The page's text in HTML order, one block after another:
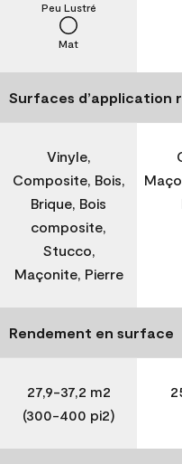
Mat
Peu Lustré
Surfaces d’application
Vinyle,
Composite, Bois,
Brique, Bois
composite,
Stucco,
Maçonite, Pierre
Rendement en surface
27,9-37,2 m2
(300-400 pi2)